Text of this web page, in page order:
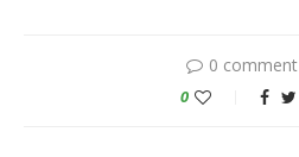
0 comment
0